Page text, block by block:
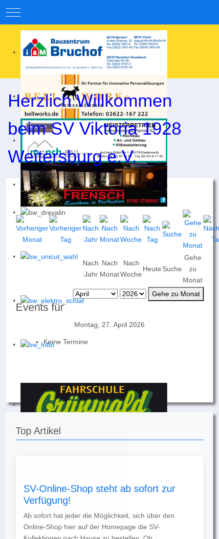
Mobile Menu Toggle
Herzlich Willkommen
beim SV Viktoria 1928
Weitersburg e.V.
Nach
Jahr
Nach
Monat
Nach
Woche
Heute Suche
Gehe
zu
Monat
Gehe zu Monat
Events für
Montag, 27. April 2026
Keine Termine
Top Artikel
SV-Online-Shop steht ab sofort zur
Verfügung!
Ab sofort hat jeder die Möglichkeit, sich über den
Online-Shop hier auf der Homepage die SV-